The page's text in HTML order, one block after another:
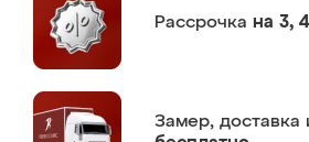
Рассрочка на 3,
Замер,